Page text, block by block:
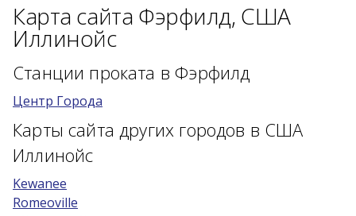
Возврат в другом месте?
11:00
Возраст 25-70 лет?
Купон/промо
Карта сайта Фэрфилд, США
Иллинойс
Станции проката в Фэрфилд
Центр Города
Карты сайта других городов в США
Иллинойс
Kewanee
Romeoville